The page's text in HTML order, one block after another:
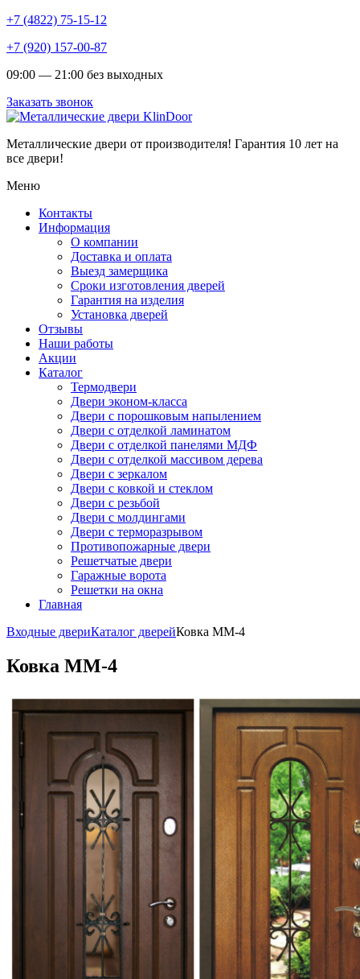
+7 (4822) 75-15-12
+7 (920) 157-00-87
09:00 — 21:00 без выходных
Заказать звонок
Металлические двери от производителя! Гарантия 10 лет на
все двери!
Меню
Контакты
Информация
О компании
Доставка и оплата
Выезд замерщика
Сроки изготовления дверей
Гарантия на изделия
Установка дверей
Отзывы
Наши работы
Акции
Каталог
Термодвери
Двери эконом-класса
Двери с порошковым напылением
Двери с отделкой ламинатом
Двери с отделкой панелями МДФ
Двери с отделкой массивом дерева
Двери с зеркалом
Двери с ковкой и стеклом
Двери с резьбой
Двери с молдингами
Двери с терморазрывом
Противопожарные двери
Решетчатые двери
Гаражные ворота
Решетки на окна
Главная
Входные двериКаталог дверейКовка ММ-4
Ковка ММ-4